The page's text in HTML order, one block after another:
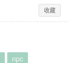
收藏
npc